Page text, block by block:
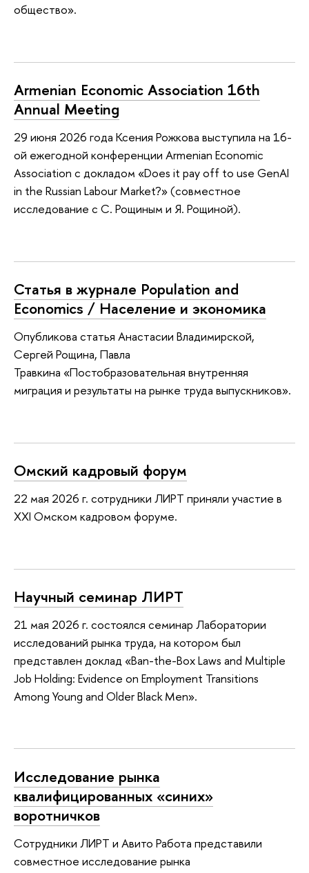
общество».
Armenian Economic Association 16th
Annual Meeting
29 июня 2026 года Ксения Рожкова выступила на 16-
ой ежегодной конференции Armenian Economic
Association с докладом «Does it pay off to use GenAI
in the Russian Labour Market?» (совместное
исследование с С. Рощиным и Я. Рощиной).
Статья в журнале Population and
Economics / Население и экономика
Опубликова статья Анастасии Владимирской,
Сергей Рощина, Павла
Травкина «Постобразовательная внутренняя
миграция и результаты на рынке труда выпускников».
Омский кадровый форум
22 мая 2026 г. сотрудники ЛИРТ приняли участие в
XXI Омском кадровом форуме.
Научный семинар ЛИРТ
21 мая 2026 г. состоялся семинар Лаборатории
исследований рынка труда, на котором был
представлен доклад «Ban-the-Box Laws and Multiple
Job Holding: Evidence on Employment Transitions
Among Young and Older Black Men».
Исследование рынка
квалифицированных «синих»
воротничков
Сотрудники ЛИРТ и Авито Работа представили
совместное исследование рынка